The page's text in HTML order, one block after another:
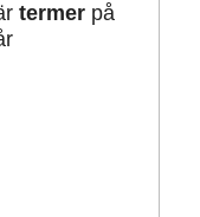
termerpå